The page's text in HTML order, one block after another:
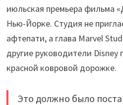
июльская премьера фильма
Нью-Йорке. Студия не
афтепати, а глава Marvel
другие руководители Disney
красной ковровой дорожке.
Это должно было